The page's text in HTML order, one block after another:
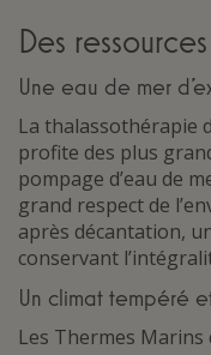
Des
Une eau de mer
La thalassothérapie
profite des plus
pompage d’eau de
grand respect de
après décantation,
conservant
Un climat tempéré
Les Thermes